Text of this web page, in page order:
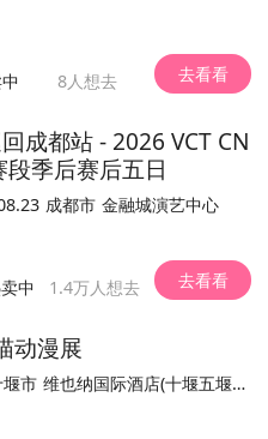
全部
SH izzy
的东西呀，难道说新游戏的
负责。 温馨提示：本平台仅作为
束
8人想去 去看看
成都站 - 2026 VCT CN
季后赛后五日
成都市 金融城演艺中心
中 1.4万人想去 去看看
动漫展
市 维也纳国际酒店(十堰五堰步行街店)